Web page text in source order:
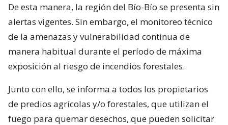
De esta manera, la región del Bío-Bío se presenta sin
alertas vigentes. Sin embargo, el monitoreo técnico
de la amenazas y vulnerabilidad continua de
manera habitual durante el período de máxima
exposición al riesgo de incendios forestales.
Junto con ello, se informa a todos los propietarios
de predios agrícolas y/o forestales, que utilizan el
fuego para quemar desechos, que pueden solicitar